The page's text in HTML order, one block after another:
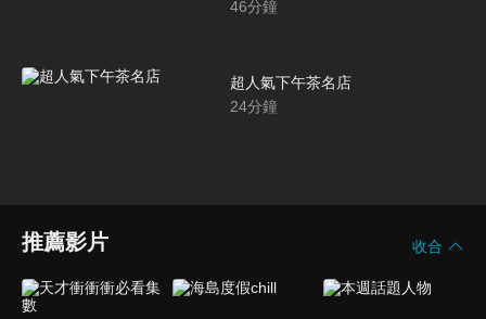
46分鐘
超人氣下午茶名店
24分鐘
推薦影片 收合